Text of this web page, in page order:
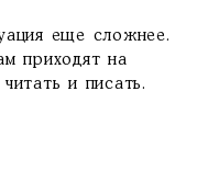
еще сложнее.
приходят на
и писать.